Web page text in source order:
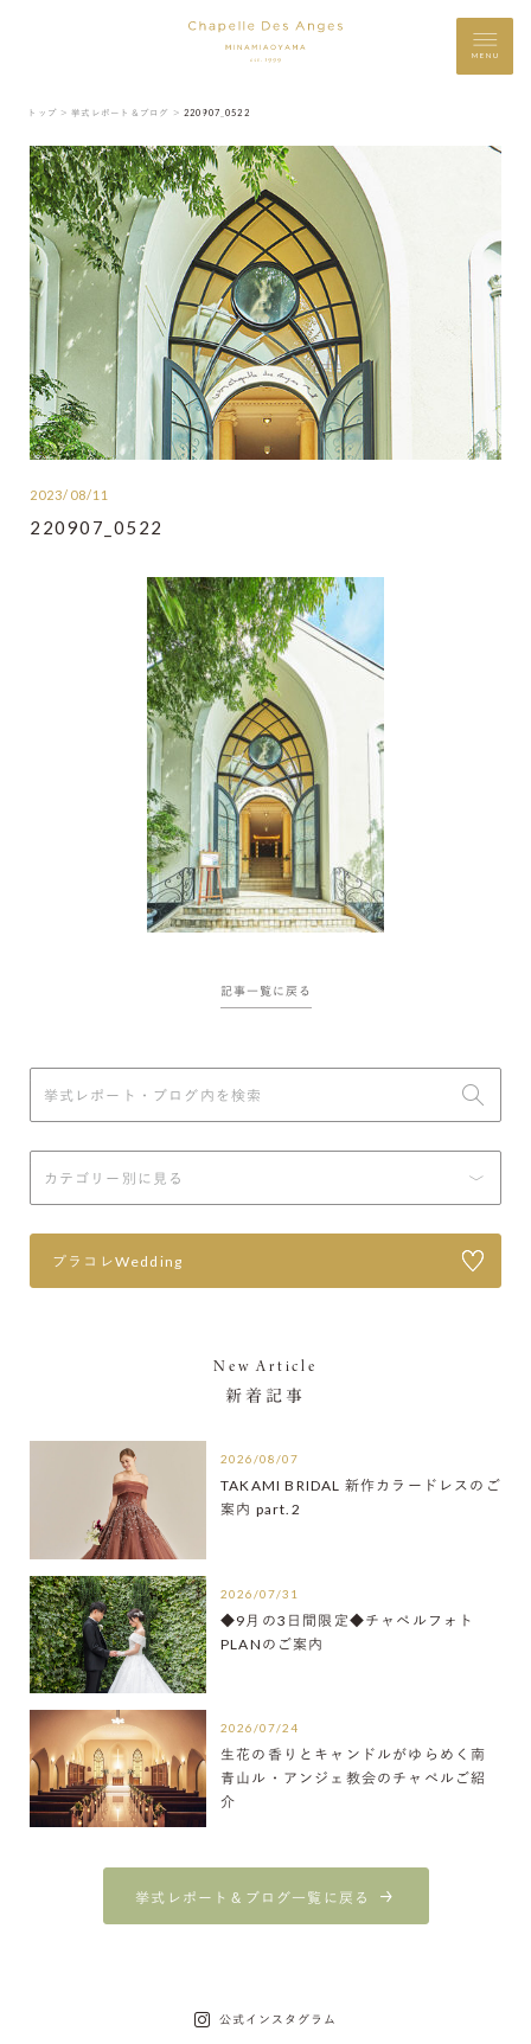
MENU
トップ ＞ 挙式レポート＆ブログ ＞ 220907_0522
2023/08/11
220907_0522
記事一覧に戻る
プラコレWedding
New Article
新着記事
2026/08/07
TAKAMI BRIDAL 新作カラードレスのご
案内 part.2
2026/07/31
◆9月の3日間限定◆チャペルフォト
PLANのご案内
2026/07/24
生花の香りとキャンドルがゆらめく南
青山ル・アンジェ教会のチャペルご紹
介
挙式レポート＆ブログ一覧に戻る
公式インスタグラム